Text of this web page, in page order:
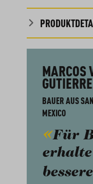
MARCOS
BAUER AUS
MEXICO
Für